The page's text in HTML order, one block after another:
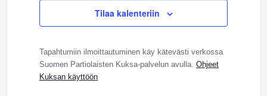
Tilaa kalenteriin
Tapahtumiin ilmoittautuminen käy kätevästi verkossa
Suomen Partiolaisten Kuksa-palvelun avulla. Ohjeet
Kuksan käyttöön